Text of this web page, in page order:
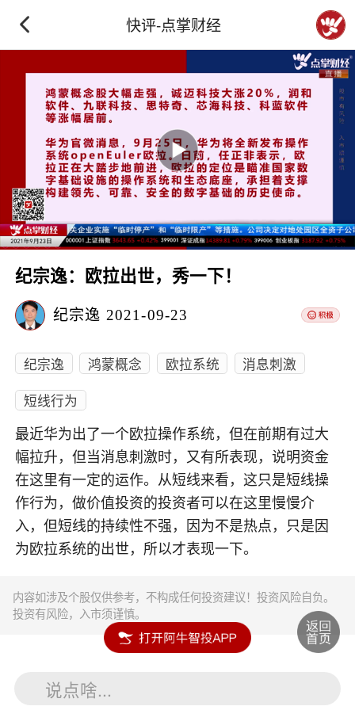
快评-点掌财经
纪宗逸：欧拉出世，秀一下！
纪宗逸 2021-09-23
纪宗逸 鸿蒙概念 欧拉系统
消息刺激
短线行为
最近华为出了一个欧拉操作系统，但在前期有过大
幅拉升，但当消息刺激时，又有所表现，说明资金
在这里有一定的运作。从短线来看，这只是短线操
作行为，做价值投资的投资者可以在这里慢慢介
入，但短线的持续性不强，因为不是热点，只是因
为欧拉系统的出世，所以才表现一下。
内容如涉及个股仅供参考，不构成任何投资建议！投资风险自负。
投资有风险，入市须谨慎。
说点啥...